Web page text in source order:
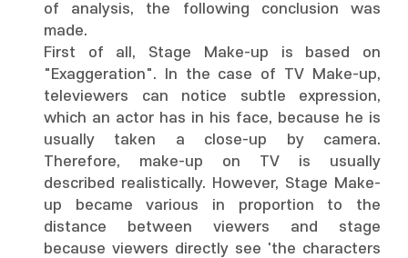
of analysis, the following conclusion was
made.
First of all, Stage Make-up is based on
"Exaggeration". In the case of TV Make-up,
televiewers can notice subtle expression,
which an actor has in his face, because he is
usually taken a close-up by camera.
Therefore, make-up on TV is usually
described realistically. However, Stage Make-
up became various in proportion to the
distance between viewers and stage
because viewers directly see 'the characters